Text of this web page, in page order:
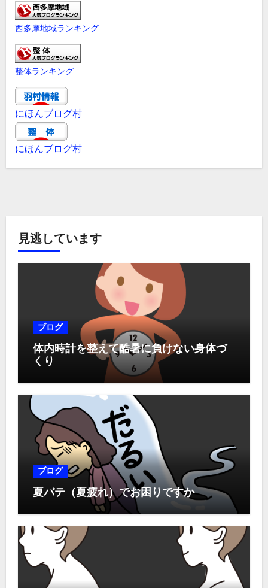
西多摩地域ランキング
整体ランキング
にほんブログ村
にほんブログ村
見逃しています
ブログ
体内時計を整えて酷暑に負けない身体づ
くり
ブログ
夏バテ（夏疲れ）でお困りですか